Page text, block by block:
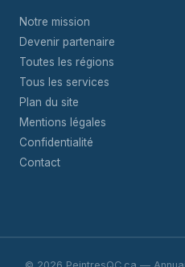
Notre mission
Devenir partenaire
Toutes les régions
Tous les services
Plan du site
Mentions légales
Confidentialité
Contact